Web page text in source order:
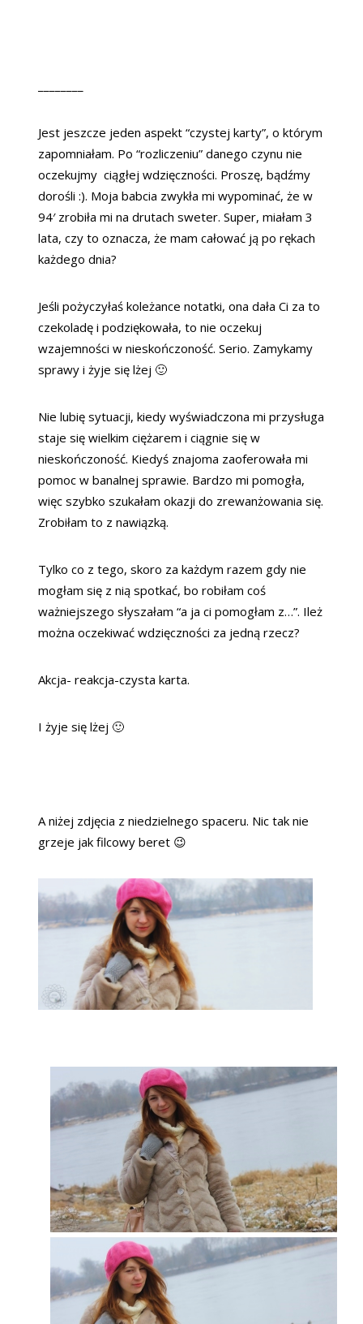
Jest jeszcze jeden aspekt “czystej karty”, o którym
zapomniałam. Po “rozliczeniu” danego czynu nie
oczekujmy ciągłej wdzięczności. Proszę, bądźmy
dorośli :). Moja babcia zwykła mi wypominać, że w
94′ zrobiła mi na drutach sweter. Super, miałam 3
lata, czy to oznacza, że mam całować ją po rękach
każdego dnia?
Jeśli pożyczyłaś koleżance notatki, ona dała Ci za to
czekoladę i podziękowała, to nie oczekuj
wzajemności w nieskończoność. Serio. Zamykamy
sprawy i żyje się lżej 🙂
Nie lubię sytuacji, kiedy wyświadczona mi przysługa
staje się wielkim ciężarem i ciągnie się w
nieskończoność. Kiedyś znajoma zaoferowała mi
pomoc w banalnej sprawie. Bardzo mi pomogła,
więc szybko szukałam okazji do zrewanżowania się.
Zrobiłam to z nawiązką.
Tylko co z tego, skoro za każdym razem gdy nie
mogłam się z nią spotkać, bo robiłam coś
ważniejszego słyszałam “a ja ci pomogłam z…”. Ileż
można oczekiwać wdzięczności za jedną rzecz?
Akcja- reakcja-czysta karta.
I żyje się lżej 🙂
A niżej zdjęcia z niedzielnego spaceru. Nic tak nie
grzeje jak filcowy beret 😉